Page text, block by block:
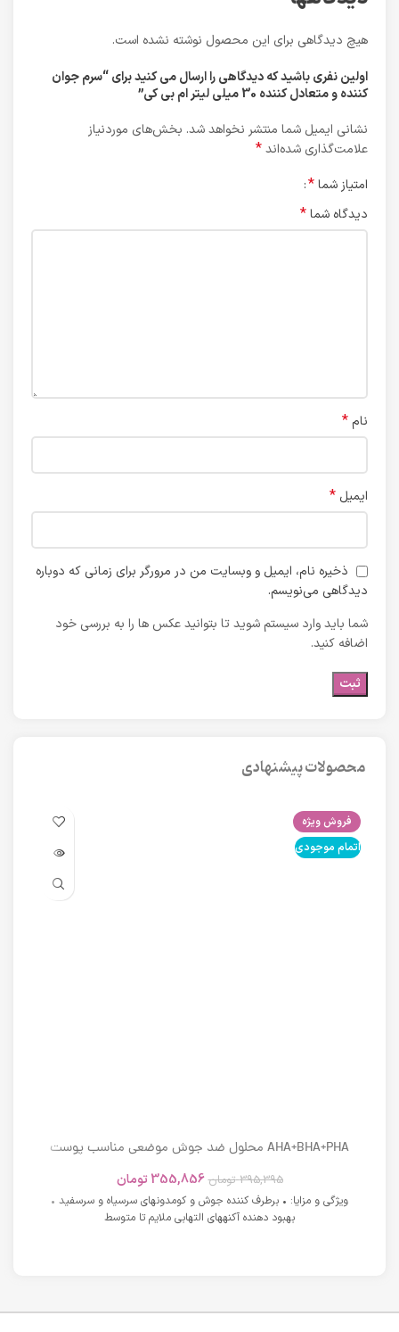
هیچ دیدگاهی برای این محصول نوشته نشده است.
اولین نفری باشید که دیدگاهی را ارسال می کنید برای “سرم جوان
کننده و متعادل کننده 30 میلی لیتر ام بی کی”
نشانی ایمیل شما منتشر نخواهد شد. بخش‌های موردنیاز
علامت‌گذاری شده‌اند*
امتیاز شما*
دیدگاه شما*
نام *
ایمیل *
ذخیره نام، ایمیل و وبسایت من در مرورگر برای زمانی که دوباره
دیدگاهی می‌نویسم.
شما باید وارد سیستم شوید تا بتوانید عکس ها را به بررسی خود
اضافه کنید.
محصولات پیشنهادی
فروش ویژه
اتمام موجودی
AHA+BHA+PHA محلول ضد جوش موضعی مناسب پوست
395,395 تومان 355,856 تومان
ویژگی و مزایا: • برطرف کننده جوش و کومدونهای سرسیاه و سرسفید •
بهبود دهنده آکنههای التهابی ملایم تا متوسط